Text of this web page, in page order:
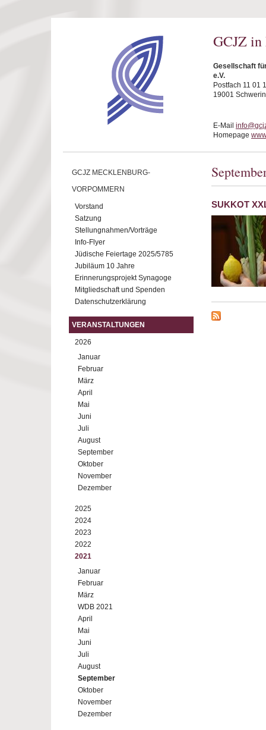
GCJZ in
Gesellschaft
e.V.
Postfach 11 01
19001 Schwerin
E-Mail
Homepage
GCJZ MECKLENBURG-
VORPOMMERN
Vorstand
Satzung
Stellungnahmen/Vorträge
Info-Flyer
Jüdische Feiertage 2025/5785
Jubiläum 10 Jahre
Erinnerungsprojekt Synagoge
Mitgliedschaft und Spenden
Datenschutzerklärung
VERANSTALTUNGEN
2026
Januar
Februar
März
April
Mai
Juni
Juli
August
September
Oktober
November
Dezember
2025
2024
2023
2022
2021
Januar
Februar
März
WDB 2021
April
Mai
Juni
Juli
August
September
Oktober
November
Dezember
SUKKOT